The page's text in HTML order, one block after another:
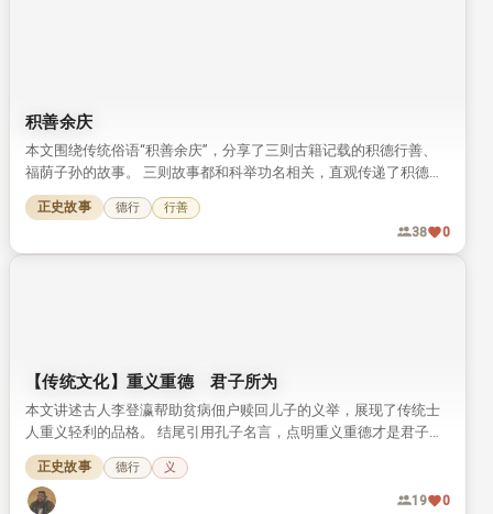
积善余庆
本文围绕传统俗语“积善余庆”，分享了三则古籍记载的积德行善、
福荫子孙的故事。 三则故事都和科举功名相关，直观传递了积德传
家的传统文化理念。
正史故事 德行 行善
38 0
【传统文化】重义重德 君子所为
本文讲述古人李登瀛帮助贫病佃户赎回儿子的义举，展现了传统士
人重义轻利的品格。 结尾引用孔子名言，点明重义重德才是君子所
为的核心观点。
正史故事 德行 义
19 0